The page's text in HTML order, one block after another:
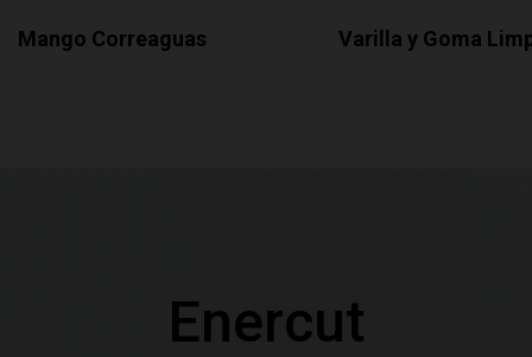
Mango Correaguas Varilla y Goma
Enercut